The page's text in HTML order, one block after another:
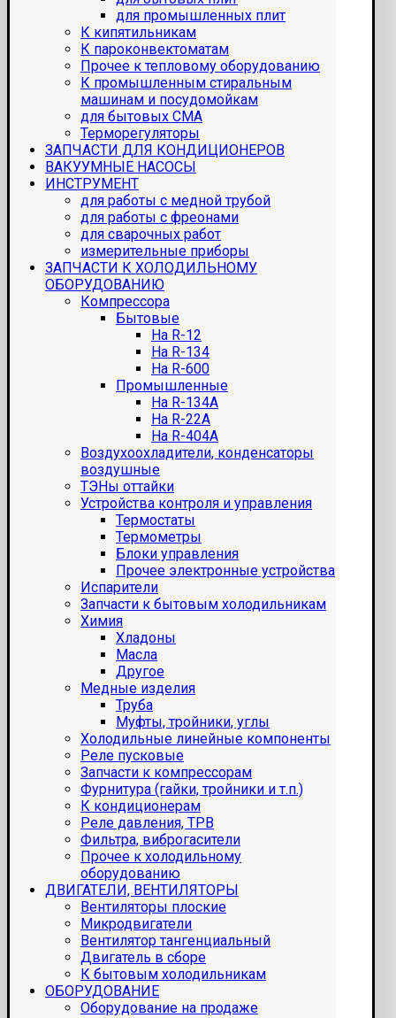
для промышленных плит
К кипятильникам
К пароконвектоматам
Прочее к тепловому оборудованию
К промышленным стиральным
машинам и посудомойкам
для бытовых СМА
Терморегуляторы
ЗАПЧАСТИ ДЛЯ КОНДИЦИОНЕРОВ
ВАКУУМНЫЕ НАСОСЫ
ИНСТРУМЕНТ
для работы с медной трубой
для работы с фреонами
для сварочных работ
измерительные приборы
ЗАПЧАСТИ К ХОЛОДИЛЬНОМУ
ОБОРУДОВАНИЮ
Компрессора
Бытовые
На R-12
На R-134
На R-600
Промышленные
На R-134A
На R-22A
На R-404A
Воздухоохладители, конденсаторы
воздушные
ТЭНы оттайки
Устройства контроля и управления
Термостаты
Термометры
Блоки управления
Прочее электронные устройства
Испарители
Запчасти к бытовым холодильникам
Химия
Хладоны
Масла
Другое
Медные изделия
Труба
Муфты, тройники, углы
Холодильные линейные компоненты
Реле пусковые
Запчасти к компрессорам
Фурнитура (гайки, тройники и т.п.)
К кондиционерам
Реле давления, ТРВ
Фильтра, виброгасители
Прочее к холодильному
оборудованию
ДВИГАТЕЛИ, ВЕНТИЛЯТОРЫ
Вентиляторы плоские
Микродвигатели
Вентилятор тангенциальный
Двигатель в сборе
К бытовым холодильникам
ОБОРУДОВАНИЕ
Оборудование на продаже